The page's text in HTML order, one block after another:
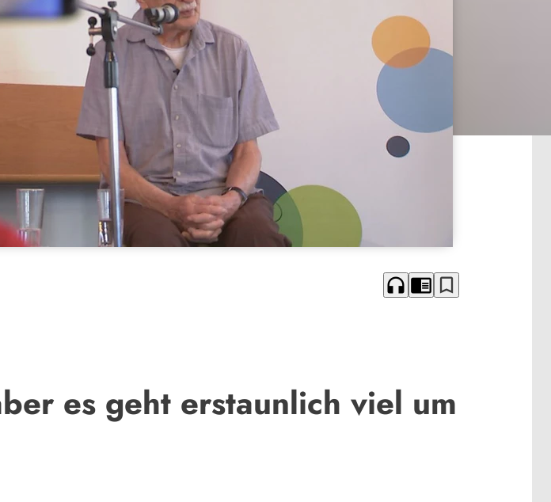
headphones chrome_reader_mode bookmark_border
es geht erstaunlich viel um